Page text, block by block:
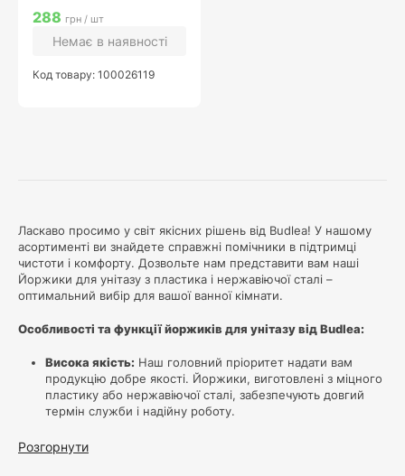
Ласкаво просимо у світ якісних рішень від Budlea! У нашому
асортименті ви знайдете справжні помічники в підтримці
чистоти і комфорту. Дозвольте нам представити вам наші
Йоржики для унітазу з пластика і нержавіючої сталі –
оптимальний вибір для вашої ванної кімнати.
Особливості та функції йоржиків для унітазу від Budlea:
Висока якість: Наш головний пріоритет надати вам
продукцію добре якості. Йоржики, виготовлені з міцного
пластику або нержавіючої сталі, забезпечують довгий
термін служби і надійну роботу.
чистота. Наші йоржики розроблені з урахуванням
Розгорнути
288 грн / шт
Немає в наявності
Код товару: 100026119